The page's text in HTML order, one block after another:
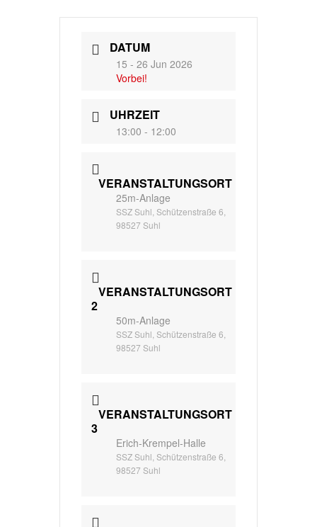
DATUM
15 - 26 Jun 2026
Vorbei!
UHRZEIT
13:00 - 12:00
VERANSTALTUNGSORT
25m-Anlage
SSZ Suhl, Schützenstraße 6,
98527 Suhl
VERANSTALTUNGSORT
2
50m-Anlage
SSZ Suhl, Schützenstraße 6,
98527 Suhl
VERANSTALTUNGSORT
3
Erich-Krempel-Halle
SSZ Suhl, Schützenstraße 6,
98527 Suhl